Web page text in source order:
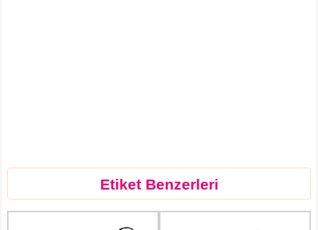
Etiket Benzerleri